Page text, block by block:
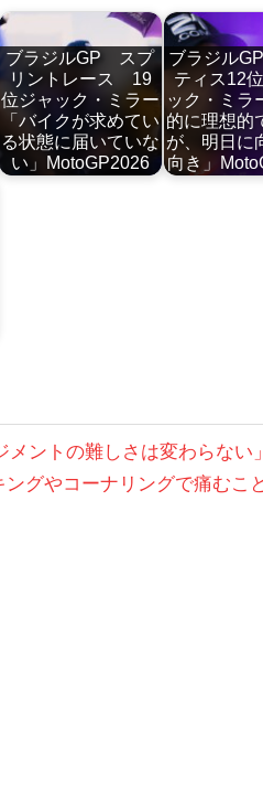
ブラジルGP スプ
リントレース 19
位ジャック・ミラー
「バイクが求めてい
る状態に届いていな
い」MotoGP2026
ブラジル
ティス12
ック・ミラ
的に理想的
が、明日に
向き」
ントの難しさは変わらない」
グやコーナリングで痛むこ